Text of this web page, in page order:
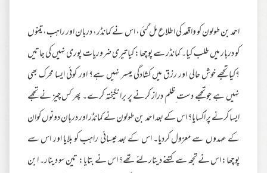
احمد بن طولون کو واقعہ کی اطلاع مل گئی، اس نے کمانڈر، دربان اور راہب، تینوں
کو دربار میں طلب کیا۔ کمانڈر سے پوچھا: کیا تیری ضروریات پوری نہیں کی جاتیں
؟کیا تجھے خوش حالی اور رزق میں کشادگی میسر نہیں ہے؟ اور کوئی ایسا محرک بھی
نہیں ہے جو تجھے دست ِظلم دراز کرنے پر برانگیختہ کرے۔ پھر کس چیز نے تجھے
ایسا کرنے پر اُکسایا؟ اس کے بعد احمد بن طولون نے کمانڈر اور دربان دونوں کوان
کے عہدوں سے معزول کردیا۔ اس کے بعد عیسائی راہب کو بلایا اور اس سے
پوچھا: اس نے تجھ سے کتنے دینار لئے تھے؟ اس نے بتایا: تین سو دینار۔ ابن